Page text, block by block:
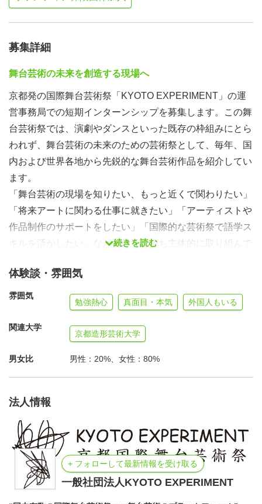
募集詳細
舞台芸術の未来を創造する現場へ
京都発の国際舞台芸術祭「KYOTO EXPERIMENT」の運
営事務局での短期インターンシップを募集します。この舞
台芸術祭では、演劇やダンスといった既存の枠組みにとら
われず、舞台芸術の未来のための芸術祭として、毎年、国
内および世界各地から先鋭的な舞台芸術作品を紹介してい
ます。
「舞台芸術の現場を知りたい、もっと近くで関わりたい」
「将来アートに関わる仕事に就きたい」「アーティストや
作品制作のサポートをしたい」「国際的な芸術祭で語学ス
キルを活かしたい」など、熱意を持ち主体的に取り組んで
トワークを持つ国際舞台芸術祭のインターンシップとして
活動することで、他では体験することのできない新たな学
びや発見を得ることができるはずです。
ご注意）応募前に必ず公式サイトで応募詳細をご確認の
シップ「エントリーフォーム」からお申込み下さい。
※郵送、FAX、メールでの応募は受け付けません。ご不明
な点がある場合はKYOTO EXPERIMENT事務局にお問い
合わせください。
続きを読む
体験談・雰囲気
雰囲気
勉強熱心 真面目・本気 外国人もいる
関連大学
京都造形芸術大学
男女比 男性：20%、女性：80%
法人情報
+ フォローして最新情報を受け取る
一般社団法人KYOTO EXPERIMENT